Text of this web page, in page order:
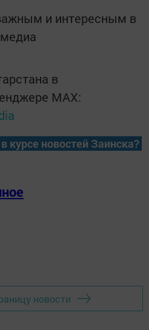
и интересным в
в
MАХ:
курсе новостей Заинска?
новости